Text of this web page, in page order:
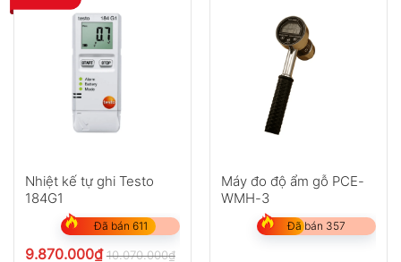
Nhiệt kế tự ghi Testo
184G1
Đã bán 611
9.870.000₫ 10.070.000₫
Máy đo độ ẩm gỗ PCE-
WMH-3
Đã bán 357